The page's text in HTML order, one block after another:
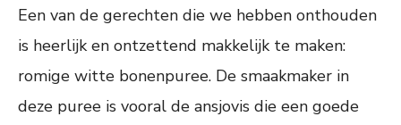
Een van de gerechten die we hebben onthouden
is heerlijk en ontzettend makkelijk te maken:
romige witte bonenpuree. De smaakmaker in
deze puree is vooral de ansjovis die een goede